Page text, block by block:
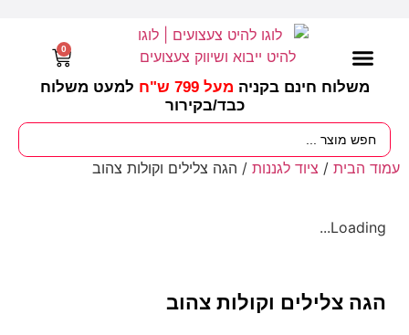
משלוח חינם בקניה מעל 799 ש"ח
למעט משלוח
כבד/בקירור
0
עמוד הבית / ציוד לגננות / הגה צלילים וקולות צהוב
Loading...
הגה צלילים וקולות צהוב